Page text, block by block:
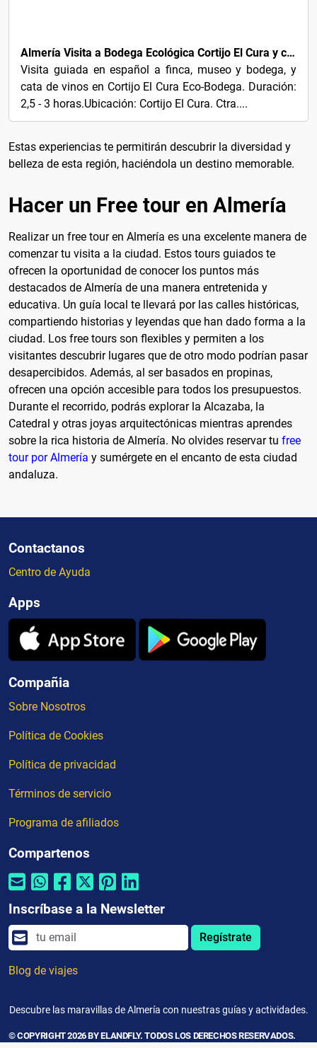
Almería Visita a Bodega Ecológica Cortijo El Cura y cata de vinos
Visita guiada en español a finca, museo y bodega, y
cata de vinos en Cortijo El Cura Eco-Bodega. Duración:
2,5 - 3 horas.Ubicación: Cortijo El Cura. Ctra....
Estas experiencias te permitirán descubrir la diversidad y
belleza de esta región, haciéndola un destino memorable.
Hacer un Free tour en Almería
Realizar un free tour en Almería es una excelente manera de
comenzar tu visita a la ciudad. Estos tours guiados te
ofrecen la oportunidad de conocer los puntos más
destacados de Almería de una manera entretenida y
educativa. Un guía local te llevará por las calles históricas,
compartiendo historias y leyendas que han dado forma a la
ciudad. Los free tours son flexibles y permiten a los
visitantes descubrir lugares que de otro modo podrían pasar
desapercibidos. Además, al ser basados en propinas,
ofrecen una opción accesible para todos los presupuestos.
Durante el recorrido, podrás explorar la Alcazaba, la
Catedral y otras joyas arquitectónicas mientras aprendes
sobre la rica historia de Almería. No olvides reservar tu free
tour por Almería y sumérgete en el encanto de esta ciudad
andaluza.
Contactanos
Centro de Ayuda
Apps
Compañia
Sobre Nosotros
Política de Cookies
Política de privacidad
Términos de servicio
Programa de afiliados
Compartenos
Inscríbase a la Newsletter
Regístrate
Blog de viajes
Descubre las maravillas de Almería con nuestras guías y actividades.
© COPYRIGHT 2026 BY ELANDFLY. TODOS LOS DERECHOS RESERVADOS.